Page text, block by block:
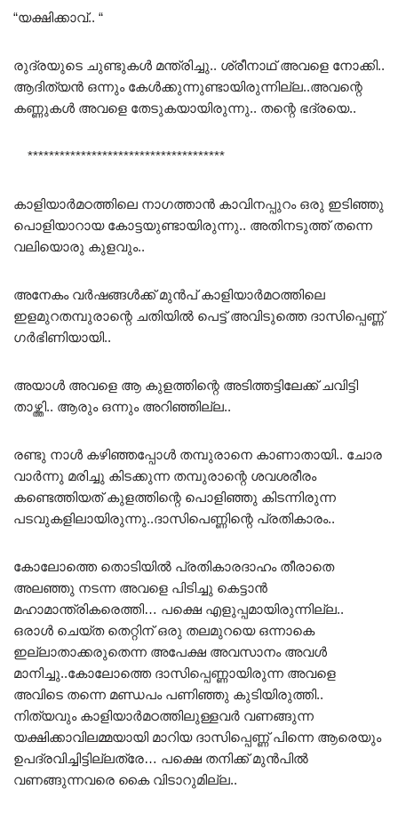
“യക്ഷിക്കാവ്.. “
രുദ്രയുടെ ചുണ്ടുകൾ മന്ത്രിച്ചു.. ശ്രീനാഥ് അവളെ നോക്കി..
ആദിത്യൻ ഒന്നും കേൾക്കുന്നുണ്ടായിരുന്നില്ല..അവന്റെ
കണ്ണുകൾ അവളെ തേടുകയായിരുന്നു.. തന്റെ ഭദ്രയെ..
*************************************
കാളിയാർമഠത്തിലെ നാഗത്താൻ കാവിനപ്പുറം ഒരു ഇടിഞ്ഞു
പൊളിയാറായ കോട്ടയുണ്ടായിരുന്നു.. അതിനടുത്ത് തന്നെ
വലിയൊരു കുളവും..
അനേകം വർഷങ്ങൾക്ക് മുൻപ് കാളിയാർമഠത്തിലെ
ഇളമുറതമ്പുരാന്റെ ചതിയിൽ പെട്ട് അവിടുത്തെ ദാസിപ്പെണ്ണ്
ഗർഭിണിയായി..
അയാൾ അവളെ ആ കുളത്തിന്റെ അടിത്തട്ടിലേക്ക് ചവിട്ടി
താഴ്ത്തി.. ആരും ഒന്നും അറിഞ്ഞില്ല..
രണ്ടു നാൾ കഴിഞ്ഞപ്പോൾ തമ്പുരാനെ കാണാതായി.. ചോര
വാർന്നു മരിച്ചു കിടക്കുന്ന തമ്പുരാന്റെ ശവശരീരം
കണ്ടെത്തിയത് കുളത്തിന്റെ പൊളിഞ്ഞു കിടന്നിരുന്ന
പടവുകളിലായിരുന്നു..ദാസിപെണ്ണിന്റെ പ്രതികാരം..
കോലോത്തെ തൊടിയിൽ പ്രതികാരദാഹം തീരാതെ
അലഞ്ഞു നടന്ന അവളെ പിടിച്ചു കെട്ടാൻ
മഹാമാന്ത്രികരെത്തി… പക്ഷെ എളുപ്പമായിരുന്നില്ല..
ഒരാൾ ചെയ്ത തെറ്റിന് ഒരു തലമുറയെ ഒന്നാകെ
ഇല്ലാതാക്കരുതെന്ന അപേക്ഷ അവസാനം അവൾ
മാനിച്ചു..കോലോത്തെ ദാസിപ്പെണ്ണായിരുന്ന അവളെ
അവിടെ തന്നെ മണ്ഡപം പണിഞ്ഞു കുടിയിരുത്തി..
നിത്യവും കാളിയാർമഠത്തിലുള്ളവർ വണങ്ങുന്ന
യക്ഷിക്കാവിലമ്മയായി മാറിയ ദാസിപ്പെണ്ണ് പിന്നെ ആരെയും
ഉപദ്രവിച്ചിട്ടില്ലത്രേ… പക്ഷെ തനിക്ക് മുൻപിൽ
വണങ്ങുന്നവരെ കൈ വിടാറുമില്ല..